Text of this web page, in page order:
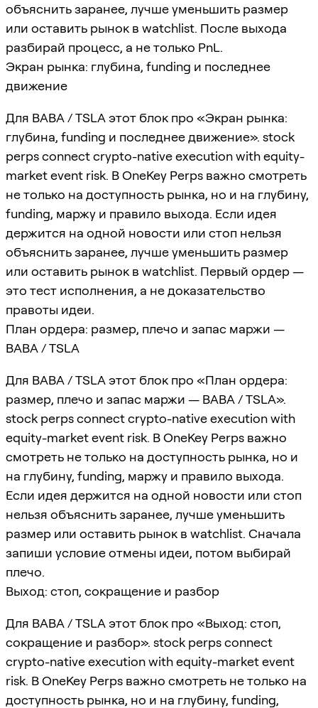
объяснить заранее, лучше уменьшить размер
или оставить рынок в watchlist. После выхода
разбирай процесс, а не только PnL.
Экран рынка: глубина, funding и последнее
движение
Для BABA / TSLA этот блок про «Экран рынка:
глубина, funding и последнее движение». stock
perps connect crypto-native execution with equity-
market event risk. В OneKey Perps важно смотреть
не только на доступность рынка, но и на глубину,
funding, маржу и правило выхода. Если идея
держится на одной новости или стоп нельзя
объяснить заранее, лучше уменьшить размер
или оставить рынок в watchlist. Первый ордер —
это тест исполнения, а не доказательство
правоты идеи.
План ордера: размер, плечо и запас маржи —
BABA / TSLA
Для BABA / TSLA этот блок про «План ордера:
размер, плечо и запас маржи — BABA / TSLA».
stock perps connect crypto-native execution with
equity-market event risk. В OneKey Perps важно
смотреть не только на доступность рынка, но и
на глубину, funding, маржу и правило выхода.
Если идея держится на одной новости или стоп
нельзя объяснить заранее, лучше уменьшить
размер или оставить рынок в watchlist. Сначала
запиши условие отмены идеи, потом выбирай
плечо.
Выход: стоп, сокращение и разбор
Для BABA / TSLA этот блок про «Выход: стоп,
сокращение и разбор». stock perps connect
crypto-native execution with equity-market event
risk. В OneKey Perps важно смотреть не только на
доступность рынка, но и на глубину, funding,